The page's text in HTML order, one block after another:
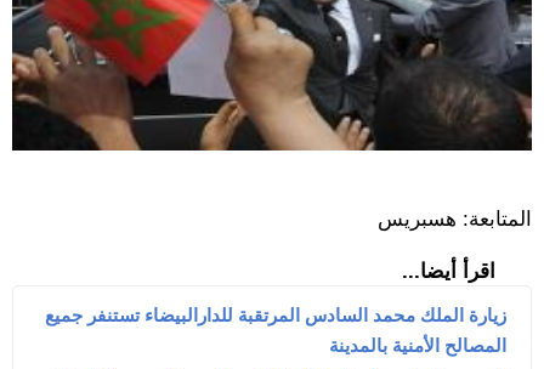
المتابعة: هسبريس
اقرأ أيضا...
زيارة الملك محمد السادس المرتقبة للدارالبيضاء تستنفر جميع
المصالح الأمنية بالمدينة